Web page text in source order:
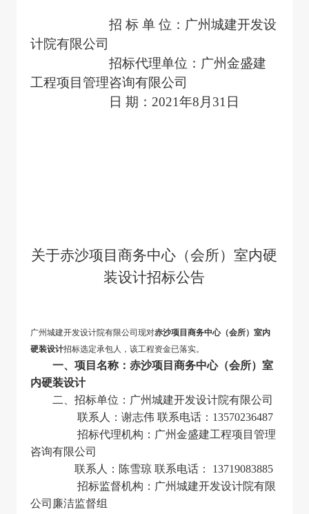
招 标 单 位：广州城建开发设
计院有限公司
招标代理单位：广州金盛建
工程项目管理咨询有限公司
日 期：2021年8月31日
关于赤沙项目商务中心（会所）室内硬
装设计招标公告
广州城建开发设计院有限公司现对赤沙项目商务中心（会所）室内
硬装设计招标选定承包人，该工程资金已落实。
一、项目名称：赤沙项目商务中心（会所）室
内硬装设计
二、招标单位： 广州城建开发设计院有限公司
联系人：谢志伟 联系电话：13570236487
招标代理机构：广州金盛建工程项目管理
咨询有限公司
联系人：陈雪琼 联系电话： 13719083885
招标监督机构：广州城建开发设计院有限
公司廉洁监督组